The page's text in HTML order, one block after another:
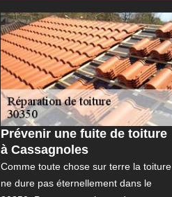
Prévenir une fuite de toiture
à Cassagnoles
Comme toute chose sur terre la toiture
ne dure pas éternellement dans le